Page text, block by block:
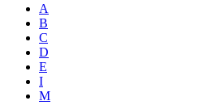
A
B
C
D
E
I
M